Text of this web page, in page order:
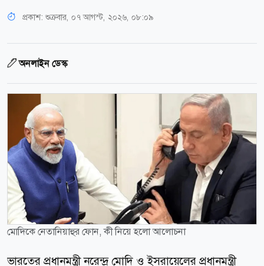
প্রকাশ: শুক্রবার, ০৭ আগস্ট, ২০২৬, ০৮:০৯
অনলাইন ডেস্ক
মোদিকে নেতানিয়াহুর ফোন, কী নিয়ে হলো আলোচনা
ভারতের প্রধানমন্ত্রী নরেন্দ্র মোদি ও ইসরায়েলের প্রধানমন্ত্রী